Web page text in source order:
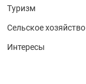
Туризм
Сельское хозяйство
Интересы